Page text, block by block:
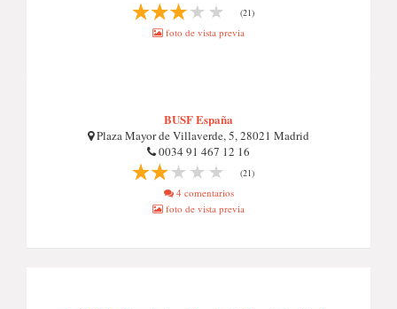
(21)
foto de vista previa
BUSF España
Plaza Mayor de Villaverde, 5, 28021 Madrid
0034 91 467 12 16
(21)
4 comentarios
foto de vista previa